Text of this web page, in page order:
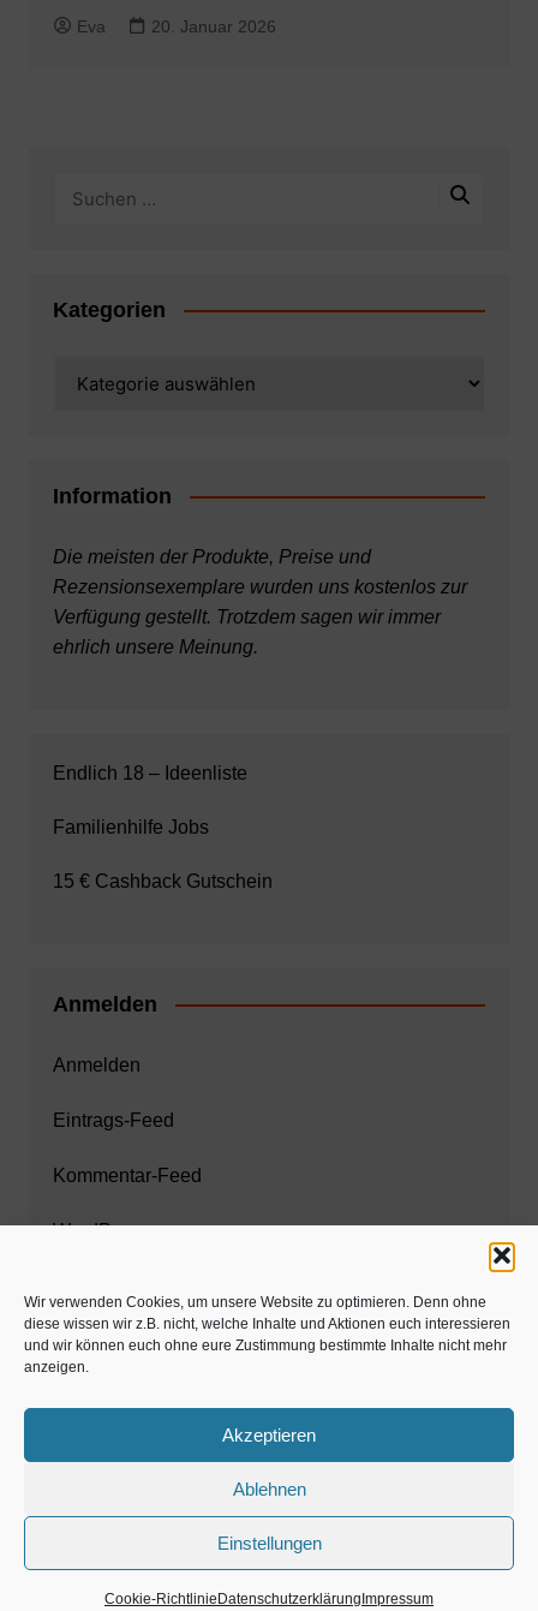
Wir verwenden Cookies, um unsere Website zu optimieren. Denn ohne
diese wissen wir z.B. nicht, welche Inhalte und Aktionen euch interessieren
und wir können euch ohne eure Zustimmung bestimmte Inhalte nicht mehr
anzeigen.
Akzeptieren
Ablehnen
Einstellungen
Cookie-Richtlinie Datenschutzerklärung Impressum
Eva 20. Januar 2026
Kategorien
Information
Die meisten der Produkte, Preise und
Rezensionsexemplare wurden uns kostenlos zur
Verfügung gestellt. Trotzdem sagen wir immer
ehrlich unsere Meinung.
Endlich 18 – Ideenliste
Familienhilfe Jobs
15 € Cashback Gutschein
Anmelden
Anmelden
Eintrags-Feed
Kommentar-Feed
WordPress.org
Zahnarzt München
www.estaregistrierung.org – ESTA
©familös - dieTestfamilie -
Weihnachten, Adventszeit
Magazin Gastartikel